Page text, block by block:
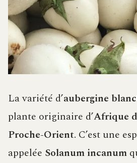
La variété d’aubergine
plante originaire d’Afrique
Proche-Orient. C’est une
appelée Solanum incanum